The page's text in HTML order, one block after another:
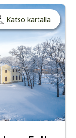
Katso kartalla